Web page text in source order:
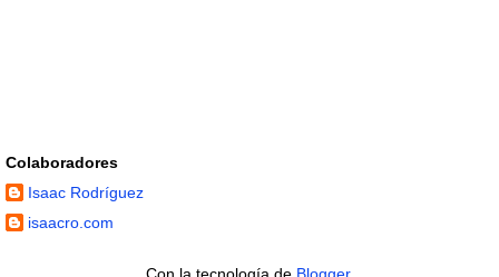
Colaboradores
Isaac Rodríguez
isaacro.com
Con la tecnología de Blogger.